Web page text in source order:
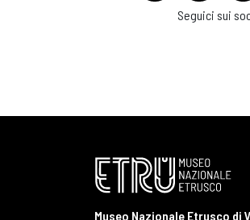
Seguici sui
Museo Nazionale Etrusco di